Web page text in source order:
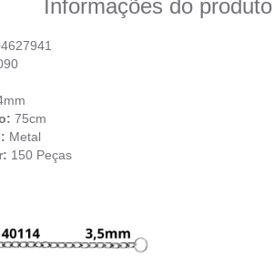
Informações do produto
75cm
Metal
150 Peças